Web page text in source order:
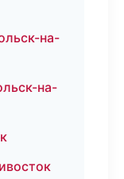
на-
на-